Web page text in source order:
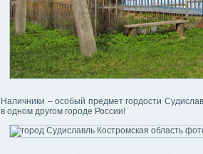
Наличники – особый предмет гордости
в одном другом городе России!